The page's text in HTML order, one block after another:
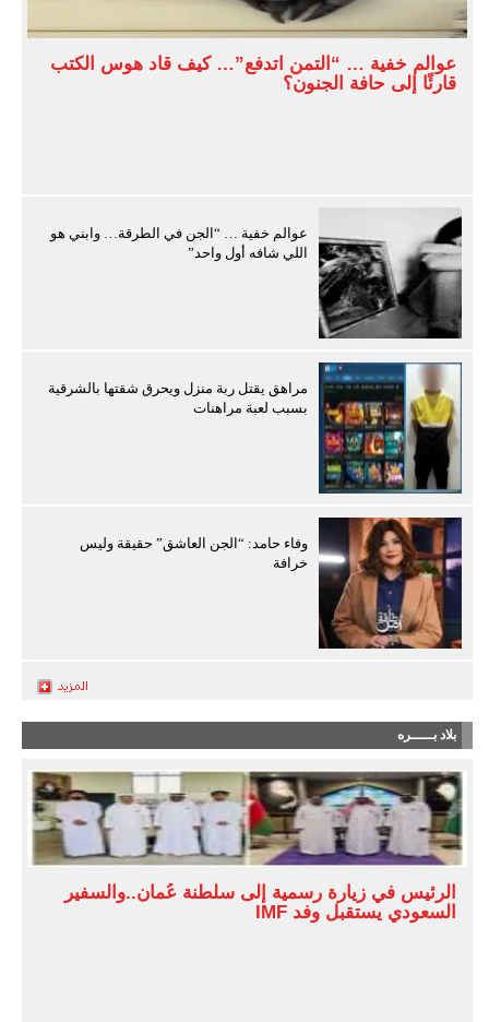
عوالم خفية … “التمن اتدفع”… كيف قاد هوس الكتب
قارئًا إلى حافة الجنون؟
عوالم خفية … “الجن في الطرقة… وابني هو
اللي شافه أول واحد”
مراهق يقتل ربة منزل ويحرق شقتها بالشرقية
بسبب لعبة مراهنات
وفاء حامد: “الجن العاشق” حقيقة وليس
خرافة
بلاد بـــــره
الرئيس في زيارة رسمية إلى سلطنة عُمان..والسفير
السعودي يستقبل وفد IMF